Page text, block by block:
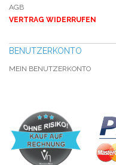
AGB
VERTRAG WIDERRUFEN
BENUTZERKONTO
MEIN BENUTZERKONTO